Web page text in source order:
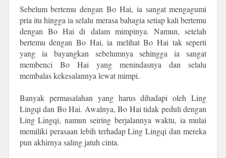
Sebelum bertemu dengan Bo Hai, ia sangat mengagumi
pria itu hingga ia selalu merasa bahagia setiap kali bertemu
dengan Bo Hai di dalam mimpinya. Namun, setelah
bertemu dengan Bo Hai, ia melihat Bo Hai tak seperti
yang ia bayangkan sebelumnya sehingga ia sangat
membenci Bo Hai yang menindasnya dan selalu
membalas kekesalannya lewat mimpi.
Banyak permasalahan yang harus dihadapi oleh Ling
Lingqi dan Bo Hai. Awalnya, Bo Hai tidak peduli dengan
Ling Lingqi, namun seiring berjalannya waktu, ia mulai
memiliki perasaan lebih terhadap Ling Lingqi dan mereka
pun akhirnya saling jatuh cinta.